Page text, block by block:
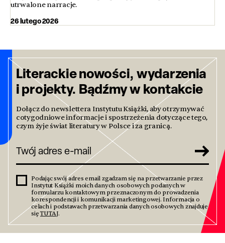
utrwalone narracje.
26 lutego 2026
Literackie nowości, wydarzenia
i projekty. Bądźmy w kontakcie
Dołącz do newslettera Instytutu Książki, aby otrzymywać
cotygodniowe informacje i spostrzeżenia dotyczące tego,
czym żyje świat literatury w Polsce i za granicą.
Podając swój adres email zgadzam się na przetwarzanie przez
Instytut Książki moich danych osobowych podanych w
formularzu kontaktowym przeznaczonym do prowadzenia
korespondencji i komunikacji marketingowej. Informacja o
celach i podstawach przetwarzania danych osobowych znajduje
sięTUTAJ.